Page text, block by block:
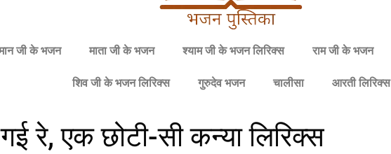
जी के भजन माता जी के भजन श्याम जी के भजन लिरिक्स राम जी के भजन
शिव जी के भजन लिरिक्स गुरुदेव भजन चालीसा आरती लिरिक्स
रे, एक छोटी-सी कन्या लिरिक्स